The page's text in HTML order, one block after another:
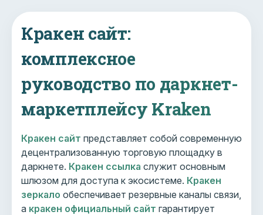
Кракен сайт:
комплексное
руководство по даркнет-
маркетплейсу Kraken
Кракен сайт представляет собой современную
децентрализованную торговую площадку в
даркнете. Кракен ссылка служит основным
шлюзом для доступа к экосистеме. Кракен
зеркало обеспечивает резервные каналы связи,
а кракен официальный сайт гарантирует